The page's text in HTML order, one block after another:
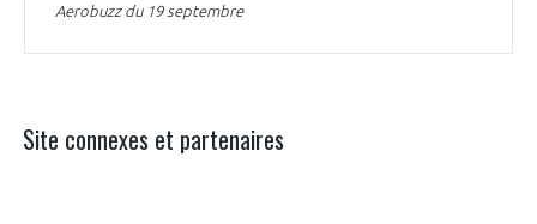
Aerobuzz du 19 septembre
Site connexes et partenaires